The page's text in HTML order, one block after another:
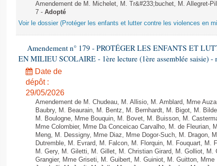
Amendement de M. Michelet, M. Tr&#233;buchet, M. Allegret-
7 - Adopté
Voir le dossier (Protéger les enfants et lutter contre les violences en
Amendement n° 179 - PROTÉGER LES ENFANTS ET
EN MILIEU SCOLAIRE - 1ère lecture (1ère assemblée saisie) -
Date de
dépôt :
29/05/2026
Amendement de M. Chudeau, M. Allisio, M. Amblard, Mme
Baubry, M. Beaurain, M. Bentz, M. Bernhardt, M. Bigot, M.
M. Boulogne, Mme Bouquin, M. Bovet, M. Buisson, M.
Mme Colombier, Mme Da Conceicao Carvalho, M. de Fleurian,
Meng, M. Dessigny, Mme Diaz, Mme Dogor-Such, M. Dragon,
Dutremble, M. Evrard, M. Falcon, M. Florquin, M. Fouquart, M.
M. Gery, M. Giletti, M. Gillet, M. Christian Girard, M. Golliot, M.
Grangier, Mme Griseti, M. Guibert, M. Guiniot, M. Guitton,